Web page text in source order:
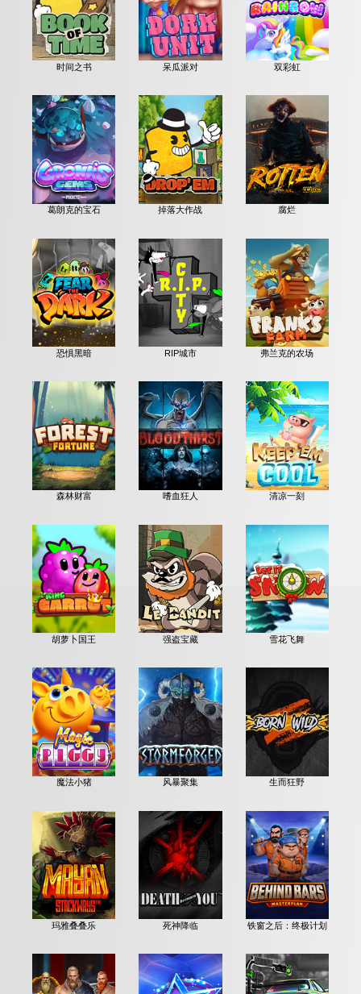
时间之书 呆瓜派对 双彩虹
葛朗克的宝石 掉落大作战 腐烂
恐惧黑暗 RIP城市 弗兰克的农场
森林财富 嗜血狂人 清凉一刻
胡萝卜国王 强盗宝藏 雪花飞舞
魔法小猪 风暴聚集 生而狂野
玛雅叠叠乐 死神降临 铁窗之后：终极计划